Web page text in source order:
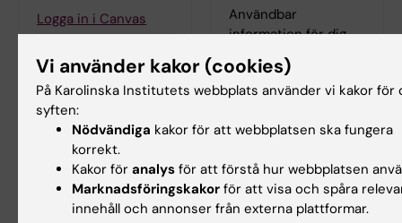
Logga in i Canvas
Canvas i Canvas
studentguide
Användbar
information för dig
som ska gå en kurs
som ges som
uppdragsutbildning
Hade du nytta av informationen på denna sida?
Vi använder kakor (cookies)
På Karolinska Institutets webbplats använder vi kakor för
syften:
Nödvändiga kakor för att webbplatsen ska fungera
korrekt.
Kakor för analys för att förstå hur webbplatsen
Marknadsföringskakor för att visa och spåra
innehåll och annonser från externa plattformar.